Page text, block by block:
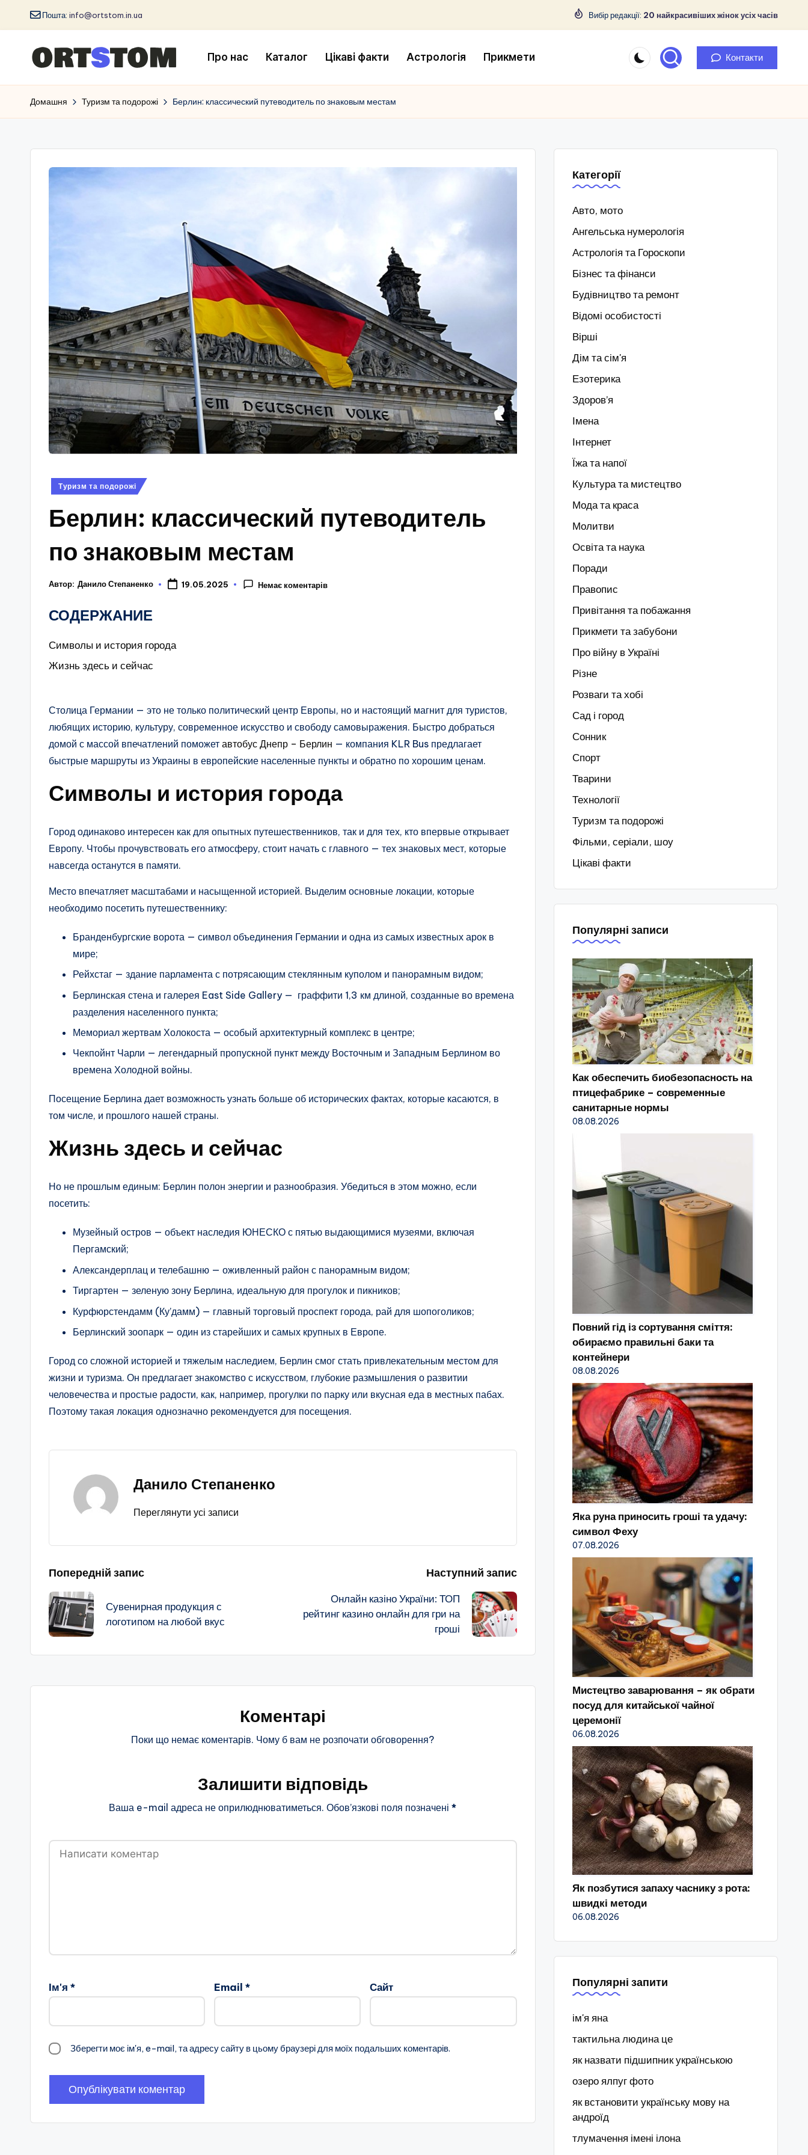
Пошта: info@ortstom.in.ua Вибір редакції: 20 найкрасивіших жінок усіх часів
Про нас Каталог Цікаві факти Астрологія Прикмети Контакти
Домашня Туризм та подорожі Берлин: классический путеводитель по знаковым местам
Опубліковано
Туризм та подорожі
Берлин: классический путеводитель
по знаковым местам
Автор: Данило Степаненко 19.05.2025 Немає коментарів
СОДЕРЖАНИЕ
Символы и история города
Жизнь здесь и сейчас
Столица Германии — это не только политический центр Европы, но и настоящий магнит для туристов,
любящих историю, культуру, современное искусство и свободу самовыражения. Быстро добраться
домой с массой впечатлений поможет автобус Днепр – Берлин — компания KLR Bus предлагает
быстрые маршруты из Украины в европейские населенные пункты и обратно по хорошим ценам.
Символы и история города
Город одинаково интересен как для опытных путешественников, так и для тех, кто впервые открывает
Европу. Чтобы прочувствовать его атмосферу, стоит начать с главного — тех знаковых мест, которые
навсегда останутся в памяти.
Место впечатляет масштабами и насыщенной историей. Выделим основные локации, которые
необходимо посетить путешественнику:
Бранденбургские ворота — символ объединения Германии и одна из самых известных арок в
мире;
Рейхстаг — здание парламента с потрясающим стеклянным куполом и панорамным видом;
Берлинская стена и галерея East Side Gallery — граффити 1,3 км длиной, созданные во времена
разделения населенного пункта;
Мемориал жертвам Холокоста — особый архитектурный комплекс в центре;
Чекпойнт Чарли — легендарный пропускной пункт между Восточным и Западным Берлином во
времена Холодной войны.
Посещение Берлина дает возможность узнать больше об исторических фактах, которые касаются, в
том числе, и прошлого нашей страны.
Жизнь здесь и сейчас
Но не прошлым единым: Берлин полон энергии и разнообразия. Убедиться в этом можно, если
посетить:
Музейный остров — объект наследия ЮНЕСКО с пятью выдающимися музеями, включая
Пергамский;
Александерплац и телебашню — оживленный район с панорамным видом;
Тиргартен — зеленую зону Берлина, идеальную для прогулок и пикников;
Курфюрстендамм (Ку’дамм) — главный торговый проспект города, рай для шопоголиков;
Берлинский зоопарк — один из старейших и самых крупных в Европе.
Город со сложной историей и тяжелым наследием, Берлин смог стать привлекательным местом для
жизни и туризма. Он предлагает знакомство с искусством, глубокие размышления о развитии
человечества и простые радости, как, например, прогулки по парку или вкусная еда в местных пабах.
Поэтому такая локация однозначно рекомендуется для посещения.
Данило Степаненко
Переглянути усі записи
Навігація
по
запису
Попередній запис
Сувенирная продукция с
логотипом на любой вкус
Наступний запис
Онлайн казіно України: ТОП
рейтинг казино онлайн для гри на
гроші
Коментарі
Поки що немає коментарів. Чому б вам не розпочати обговорення?
Залишити відповідь
Ваша e-mail адреса не оприлюднюватиметься. Обов’язкові поля позначені*
Ім'я * Email * Сайт
Зберегти моє ім'я, e-mail, та адресу сайту в цьому браузері для моїх подальших коментарів.
Категорії
Авто, мото
Ангельська нумерологія
Астрологія та Гороскопи
Бізнес та фінанси
Будівництво та ремонт
Відомі особистості
Вірші
Дім та сім'я
Езотерика
Здоров’я
Імена
Інтернет
Їжа та напої
Культура та мистецтво
Мода та краса
Молитви
Освіта та наука
Поради
Правопис
Привітання та побажання
Прикмети та забубони
Про війну в Україні
Різне
Розваги та хобі
Сад і город
Сонник
Спорт
Тварини
Технології
Туризм та подорожі
Фільми, серіали, шоу
Цікаві факти
Популярні записи
Как обеспечить биобезопасность на
птицефабрике – современные
санитарные нормы
08.08.2026
Повний гід із сортування сміття:
обираємо правильні баки та
контейнери
08.08.2026
Яка руна приносить гроші та удачу:
символ Феху
07.08.2026
Мистецтво заварювання – як обрати
посуд для китайської чайної
церемонії
06.08.2026
Як позбутися запаху часнику з рота:
швидкі методи
06.08.2026
Популярні запити
ім'я яна
тактильна людина це
як назвати підшипник українською
озеро ялпуг фото
як встановити українську мову на
андроїд
тлумачення імені ілона